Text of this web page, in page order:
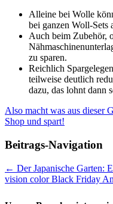
Alleine bei Wolle
bei ganzen Woll-Sets
Auch beim Zubehör,
zu sparen.
Reichlich
teilweise deutlich
dazu, das lohnt dann
Also macht was aus dieser
Shop und spart!
Beitrags-Navigation
← Der Japanische Garten:
vision color Black Friday